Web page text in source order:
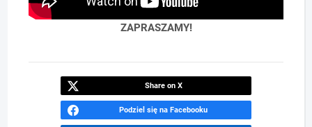
ZAPRASZAMY!
Share on X
Podziel się na Facebooku